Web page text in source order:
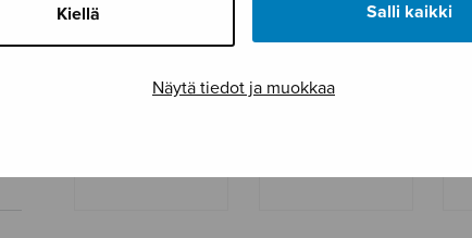
Kiellä Salli kaikki
Näytä tiedot ja muokkaa